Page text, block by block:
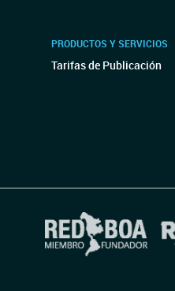
PRODUCTOS Y SERVICIOS
Tarifas de Publicación